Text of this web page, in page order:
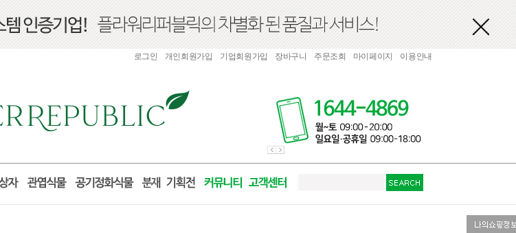
로그인 개인회원가입 기업회원가입 장바구니 주문조회 마이페이지 이용안내